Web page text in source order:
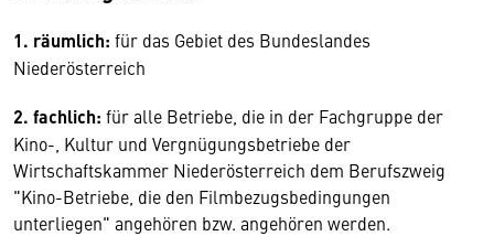
1. räumlich: für das Gebiet des Bundeslandes
Niederösterreich
2. fachlich: für alle Betriebe, die in der Fachgruppe der
Kino-, Kultur und Vergnügungsbetriebe der
Wirtschaftskammer Niederösterreich dem Berufszweig
"Kino-Betriebe, die den Filmbezugsbedingungen
unterliegen" angehören bzw. angehören werden.